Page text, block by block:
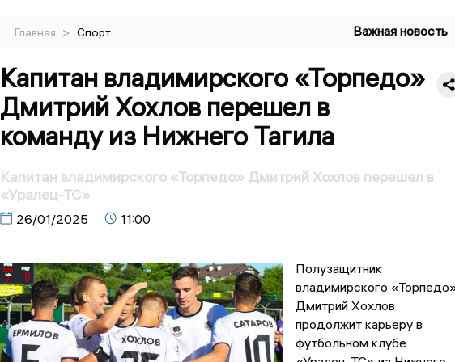
Главная > Спорт Важная новость
Капитан владимирского «Торпедо»
Дмитрий Хохлов перешел в
команду из Нижнего Тагила
Капитан владимирского «Торпедо» Дмитрий Хохлов перешел в
«Уралец-ТС»
26/01/2025 11:00
Полузащитник
владимирского
Дмитрий Хохлов
продолжит карьеру в
футбольном клубе